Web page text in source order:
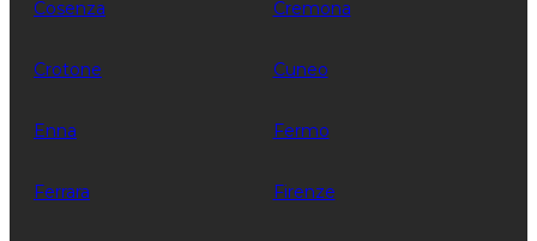
Cosenza Cremona
Crotone Cuneo
Enna Fermo
Ferrara Firenze